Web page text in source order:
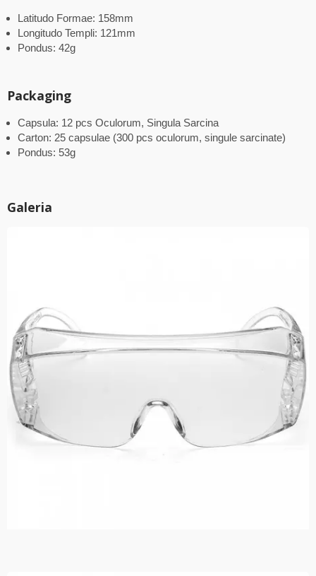
Latitudo Formae: 158mm
Longitudo Templi: 121mm
Pondus: 42g
Packaging
Capsula: 12 pcs Oculorum, Singula Sarcina
Carton: 25 capsulae (300 pcs oculorum, singule sarcinate)
Pondus: 53g
Galeria